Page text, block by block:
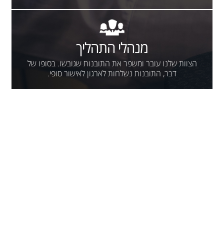
מנהלי התהליך
הצוות שלנו עובר ומשפר את התובנות שגובשו. בסופו של
דבר, התובנות נשלחות לארגון לאישור סופי.